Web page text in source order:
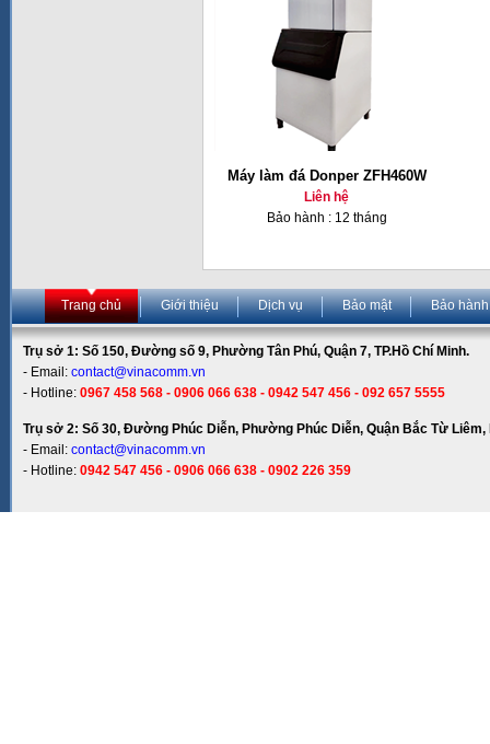
Máy làm đá Donper ZFH460W
Liên hệ
Bảo hành : 12 tháng
Trang chủ Giới thiệu Dịch vụ Bảo mật Bảo hành
Trụ sở 1: Số 150, Đường số 9, Phường Tân Phú, Quận 7, TP.Hồ Chí Minh.
- Email: contact@vinacomm.vn
- Hotline: 0967 458 568 - 0906 066 638 - 0942 547 456 - 092 657 5555
Trụ sở 2: Số 30, Đường Phúc Diễn, Phường Phúc Diễn, Quận Bắc Từ Liêm,
- Email: contact@vinacomm.vn
- Hotline: 0942 547 456 - 0906 066 638 - 0902 226 359